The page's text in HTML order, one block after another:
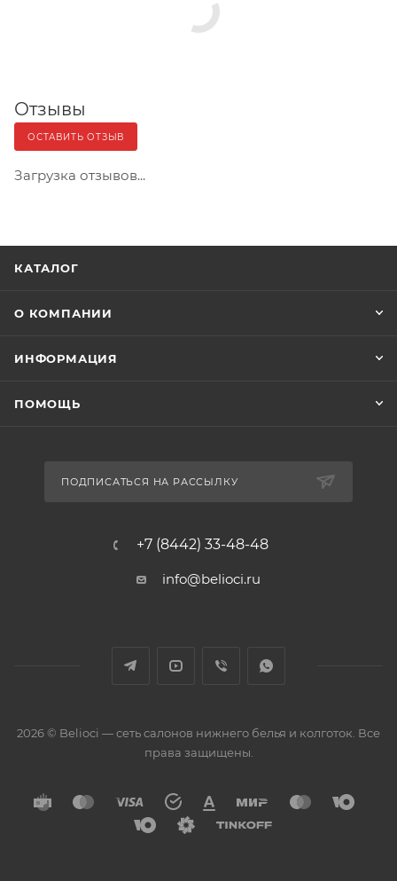
Отзывы
ОСТАВИТЬ ОТЗЫВ
Загрузка отзывов...
КАТАЛОГ
О КОМПАНИИ
ИНФОРМАЦИЯ
ПОМОЩЬ
ПОДПИСАТЬСЯ НА РАССЫЛКУ
+7 (8442) 33-48-48
info@belioci.ru
2026 © Belioci — сеть салонов нижнего белья и колготок. Все
права защищены.